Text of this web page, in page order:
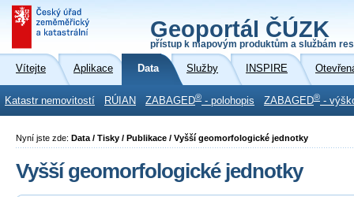
Geoportál ČÚZK
přístup k mapovým produktům a službám
Vítejte Aplikace Data Služby INSPIRE
Katastr nemovitostí RÚIAN ZABAGED® - polohopis ZABAGED® -
Nyní jste zde: Data / Tisky / Publikace / Vyšší geomorfologické jednotky
Vyšší geomorfologické jednotky